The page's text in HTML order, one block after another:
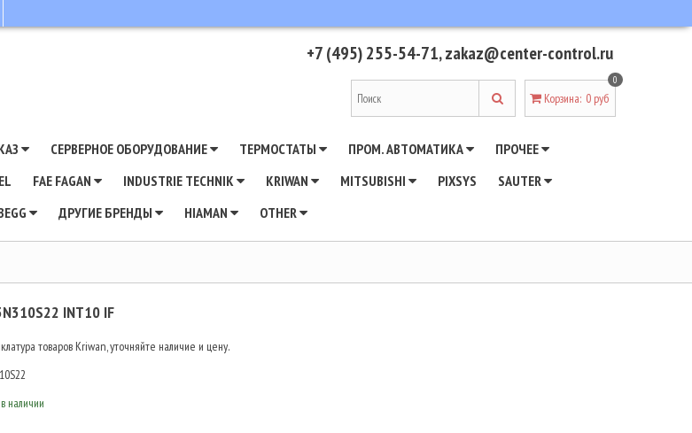
+7 (495) 255-54-71,zakaz@center-control.ru
Корзина:
0
0 руб
СЕРВЕРНОЕ ОБОРУДОВАНИЕ ТЕРМОСТАТЫ ПРОМ. АВТОМАТИКА
ПРОЧЕЕ
FAE FAGAN INDUSTRIE TECHNIK KRIWAN MITSUBISHI PIXSYS
SAUTER
ДРУГИЕ БРЕНДЫ HIAMAN OTHER
INT10 IF
товаров Kriwan, уточняйте наличие и цену.
наличии